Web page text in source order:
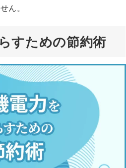
ん。
すための節約術